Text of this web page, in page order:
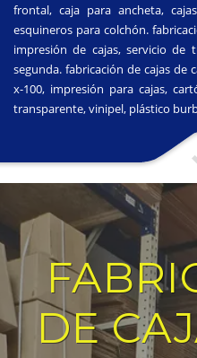
frontal, caja para ancheta,
esquineros para colchón.
impresión de cajas, servicio de
segunda. fabricación de cajas de
x-100, impresión para cajas,
transparente, vinipel, plástico
DE